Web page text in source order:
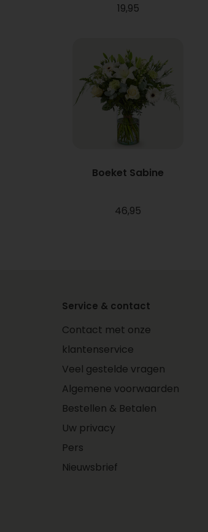
19,95
Boeket Sabine
46,95
Service & contact
Contact met onze
klantenservice
Veel gestelde vragen
Algemene voorwaarden
Bestellen & Betalen
Uw privacy
Pers
Nieuwsbrief